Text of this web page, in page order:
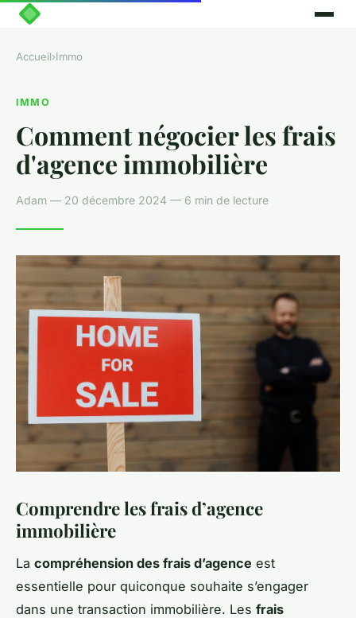
Accueil›Immo
IMMO
Comment négocier les frais
d'agence immobilière
Adam — 20 décembre 2024 — 6 min de lecture
Comprendre les frais d’agence
immobilière
La compréhension des frais d’agence est
essentielle pour quiconque souhaite s’engager
dans une transaction immobilière. Les frais